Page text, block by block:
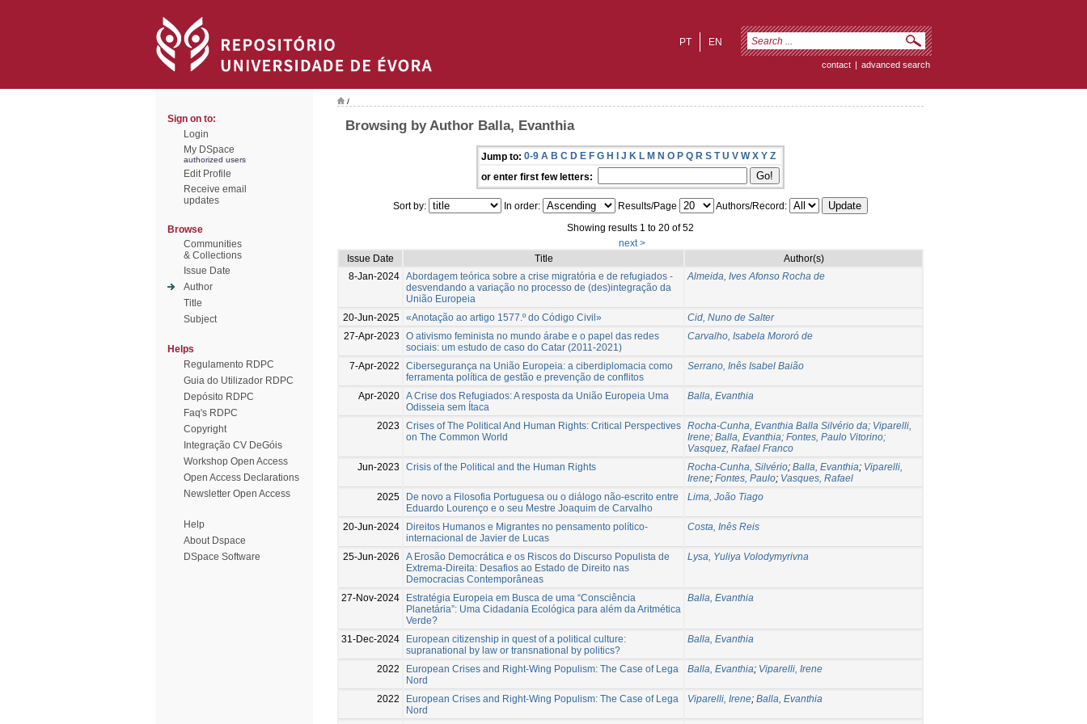
EN
PT
contact | advanced search
Sign on to:
Login
My DSpace
authorized users
Edit Profile
Receive email
updates
Browse
Communities
& Collections
Issue Date
Author
Title
Subject
Helps
Regulamento RDPC
Guia do Utilizador RDPC
Depósito RDPC
Faq's RDPC
Copyright
Integração CV DeGóis
Workshop Open Access
Open Access Declarations
Newsletter Open Access
Help
About Dspace
DSpace Software
/
Browsing by Author Balla, Evanthia
Jump to: 0-9 A B C D E F G H I J K L M N O P Q R S T U V W X Y Z
or enter first few letters:
Sort by: In order: Results/Page
Authors/Record:
Showing results 1 to 20 of 52
next >
Issue Date
Title
Author(s)
8-Jan-2024 Abordagem teórica sobre a crise migratória e de refugiados -
desvendando a variação no processo de (des)integração da
União Europeia
Almeida, Ives Afonso Rocha de
20-Jun-2025 «Anotação ao artigo 1577.º do Código Civil»
Cid, Nuno de Salter
27-Apr-2023
O ativismo feminista no mundo árabe e o papel das redes
sociais: um estudo de caso do Catar (2011-2021)
Carvalho, Isabela Mororó de
7-Apr-2022
Cibersegurança na União Europeia: a ciberdiplomacia como
ferramenta política de gestão e prevenção de conflitos
Serrano, Inês Isabel Baião
Apr-2020 A Crise dos Refugiados: A resposta da União Europeia Uma
Odisseia sem Ítaca
Balla, Evanthia
2023
Crises of The Political And Human Rights: Critical Perspectives
on The Common World
Rocha-Cunha, Evanthia Balla Silvério da; Viparelli,
Irene; Balla, Evanthia; Fontes, Paulo Vitorino;
Vasquez, Rafael Franco
Jun-2023
Crisis of the Political and the Human Rights Rocha-Cunha, Silvério; Balla, Evanthia; Viparelli,
Irene; Fontes, Paulo; Vasques, Rafael
2025
De novo a Filosofia Portuguesa ou o diálogo não-escrito entre
Eduardo Lourenço e o seu Mestre Joaquim de Carvalho
Lima, João Tiago
20-Jun-2024
Direitos Humanos e Migrantes no pensamento político-
internacional de Javier de Lucas
Costa, Inês Reis
25-Jun-2026
A Erosão Democrática e os Riscos do Discurso Populista de
Extrema-Direita: Desafios ao Estado de Direito nas
Democracias Contemporâneas
Lysa, Yuliya Volodymyrivna
27-Nov-2024
Estratégia Europeia em Busca de uma “Consciência
Planetária”: Uma Cidadania Ecológica para além da Aritmética
Verde?
Balla, Evanthia
31-Dec-2024
European citizenship in quest of a political culture:
supranational by law or transnational by politics?
Balla, Evanthia
2022
European Crises and Right-Wing Populism: The Case of Lega
Nord
Balla, Evanthia; Viparelli, Irene
2022
European Crises and Right-Wing Populism: The Case of Lega
Nord
Viparelli, Irene; Balla, Evanthia